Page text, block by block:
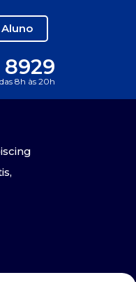
Aluno
8929
8h às 20h